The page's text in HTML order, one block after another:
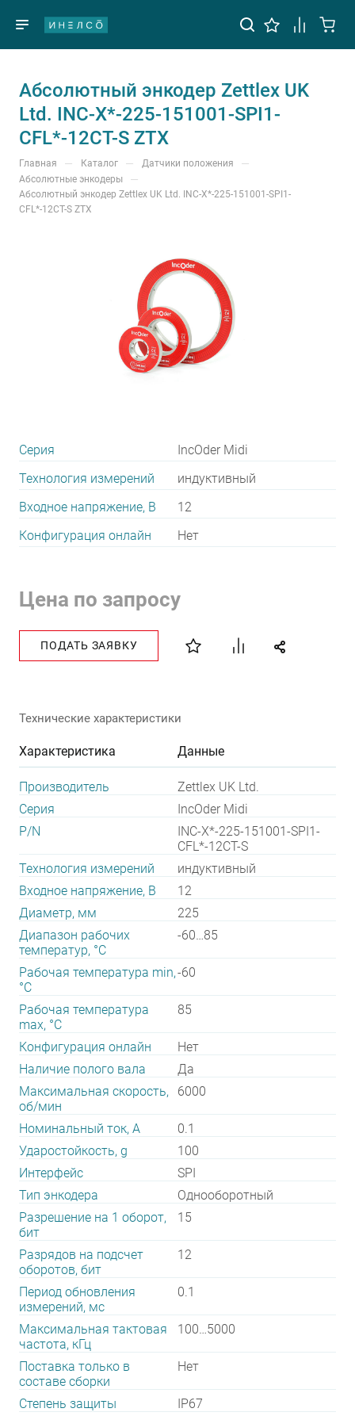
Абсолютный энкодер Zettlex UK
Ltd. INC-X*-225-151001-SPI1-
CFL*-12CT-S ZTX
Главная — Каталог — Датчики положения —
Абсолютные энкодеры —
Абсолютный энкодер Zettlex UK Ltd. INC-X*-225-151001-SPI1-
CFL*-12CT-S ZTX
Серия
IncOder Midi
Технология измерений
индуктивный
Входное напряжение, В
12
Конфигурация онлайн
Нет
Цена по запросу
ПОДАТЬ ЗАЯВКУ
Технические характеристики
Характеристика Данные
Производитель
Zettlex UK Ltd.
Серия
IncOder Midi
P/N
INC-X*-225-151001-SPI1-
CFL*-12CT-S
Технология измерений
индуктивный
Входное напряжение, В
12
Диаметр, мм
225
Диапазон рабочих
температур, °С
-60…85
Рабочая температура min,
°С
-60
Рабочая температура
max, °С
85
Конфигурация онлайн
Нет
Наличие полого вала
Да
Максимальная скорость,
об/мин
6000
Номинальный ток, А
0.1
Ударостойкость, g
100
Интерфейс
SPI
Тип энкодера
Однооборотный
Разрешение на 1 оборот,
бит
15
Разрядов на подсчет
оборотов, бит
12
Период обновления
измерений, мс
0.1
Максимальная тактовая
частота, кГц
100…5000
Поставка только в
составе сборки
Нет
Степень защиты
IP67